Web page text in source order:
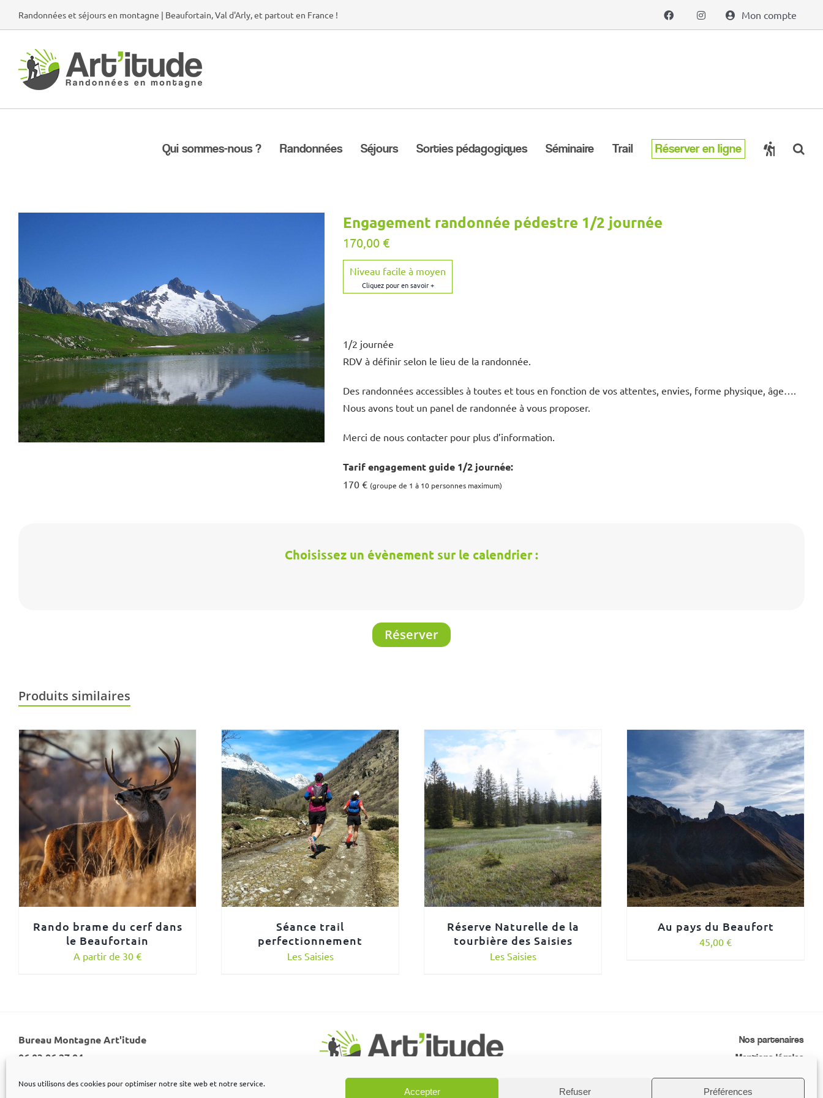
Nous utilisons des cookies pour optimiser notre site web et notre service.
Accepter Refuser Préférences
Randonnées et séjours en montagne | Beaufortain, Val d'Arly, et partout en France ! Mon compte
Qui sommes-nous ? Randonnées Séjours Sorties pédagogiques Séminaire Trail Réserver en ligne
Engagement randonnée pédestre 1/2 journée
170,00 €
Niveau facile à moyen
1/2 journée
RDV à définir selon le lieu de la randonnée.
Des randonnées accessibles à toutes et tous en fonction de vos attentes, envies, forme physique, âge….
Nous avons tout un panel de randonnée à vous proposer.
Merci de nous contacter pour plus d’information.
Tarif engagement guide 1/2 journée:
170 € (groupe de 1 à 10 personnes maximum)
Choisissez un évènement sur le calendrier :
Réserver
Produits similaires
Rando brame du cerf dans
le Beaufortain
A partir de 30 €
Séance trail
perfectionnement
Les Saisies
Réserve Naturelle de la
tourbière des Saisies
Les Saisies
Au pays du Beaufort
45,00 €
Bureau Montagne Art'itude
06 03 86 27 04
Nos partenaires
Mentions légales
Conditions générales de vente
Contactez-nous